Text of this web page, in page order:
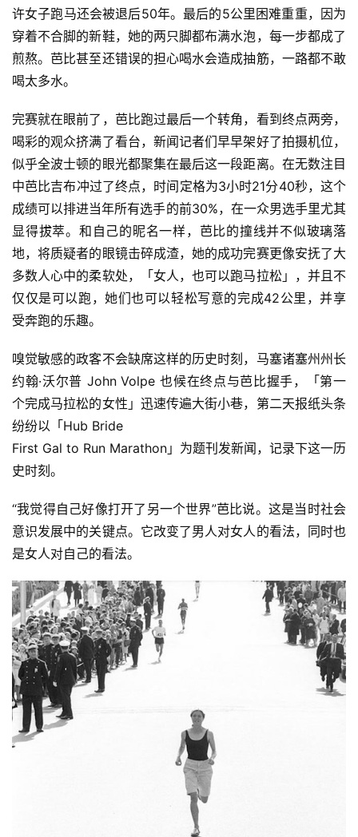
许女子跑马还会被退后50年。最后的5公里困难重重，因为
穿着不合脚的新鞋，她的两只脚都布满水泡，每一步都成了
煎熬。芭比甚至还错误的担心喝水会造成抽筋，一路都不敢
喝太多水。
完赛就在眼前了，芭比跑过最后一个转角，看到终点两旁，
喝彩的观众挤满了看台，新闻记者们早早架好了拍摄机位，
似乎全波士顿的眼光都聚集在最后这一段距离。在无数注目
中芭比吉布冲过了终点，时间定格为3小时21分40秒，这个
成绩可以排进当年所有选手的前30%，在一众男选手里尤其
显得拔萃。 和自己的昵名一样，芭比的撞线并不似玻璃落
地，将质疑者的眼镜击碎成渣，她的成功完赛更像安抚了大
多数人心中的柔软处，「女人，也可以跑马拉松」，并且不
仅仅是可以跑，她们也可以轻松写意的完成42公里，并享
受奔跑的乐趣。
嗅觉敏感的政客不会缺席这样的历史时刻，马塞诸塞州州长
约翰·沃尔普 John Volpe 也候在终点与芭比握手，「第一
个完成马拉松的女性」迅速传遍大街小巷，第二天报纸头条
纷纷以「Hub Bride
First Gal to Run Marathon」为题刊发新闻，记录下这一历
史时刻。
“我觉得自己好像打开了另一个世界”芭比说。这是当时社会
意识发展中的关键点。它改变了男人对女人的看法，同时也
是女人对自己的看法。